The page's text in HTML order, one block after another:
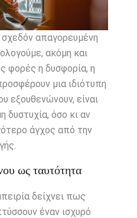
απαγορευμένη
ακόμη και
φορές η δυσφορία, η
μια ιδιότυπη
εξουθενώνουν, είναι
δυστυχία, όσο κι αν
άγχος από την
ως ταυτότητα
δείχνει πως
έναν ισχυρό